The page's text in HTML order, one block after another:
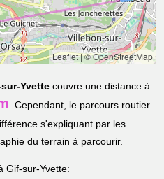
Leaflet|© OpenStreetMap
Yvette couvre une distance à
. Cependant, le parcours routier
s'expliquant par les
du terrain à parcourir.
Gif-sur-Yvette: